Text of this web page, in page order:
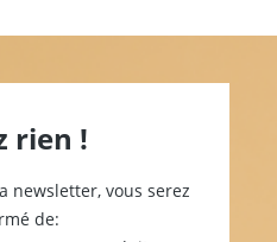
rien !
newsletter, vous serez
de: